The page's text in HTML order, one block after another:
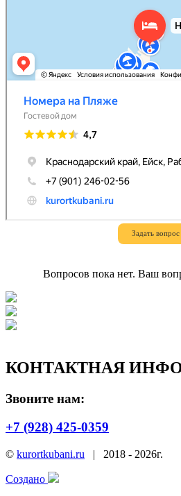
Задать вопрос
Вопросов пока нет. Ваш
КОНТАКТНАЯ
Звоните нам:
+7 (928) 425-0359
© kurortkubani.ru | 2018 - 2026г.
Создано